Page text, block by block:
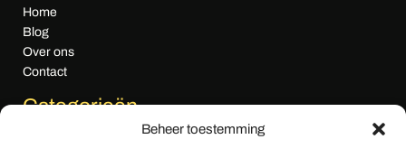
Beheer toestemming
Home
Blog
Over ons
Contact
Categorieën